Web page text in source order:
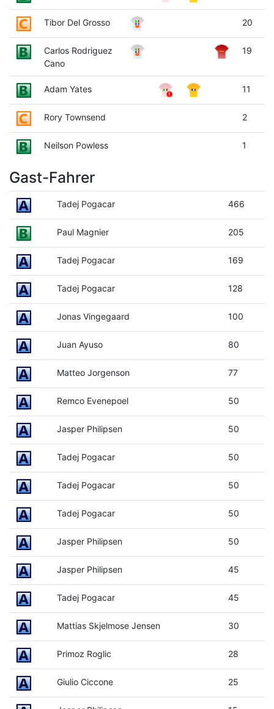
Tibor Del Grosso 20
Carlos Rodriguez
Cano
19
Adam Yates 11
Rory Townsend 2
Neilson Powless 1
Gast-Fahrer
Tadej Pogacar 466
Paul Magnier 205
Tadej Pogacar 169
Tadej Pogacar 128
Jonas Vingegaard 100
Juan Ayuso 80
Matteo Jorgenson 77
Remco Evenepoel 50
Jasper Philipsen 50
Tadej Pogacar 50
Tadej Pogacar 50
Tadej Pogacar 50
Jasper Philipsen 50
Jasper Philipsen 45
Tadej Pogacar 45
Mattias Skjelmose Jensen 30
Primoz Roglic 28
Giulio Ciccone 25